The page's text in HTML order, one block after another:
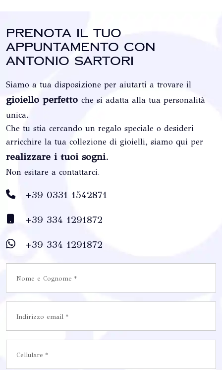
Prenota il tuo
appuntamento con
Antonio Sartori
Siamo a tua disposizione per aiutarti a trovare il
gioiello perfetto che si adatta alla tua personalità
unica.
Che tu stia cercando un regalo speciale o desideri
arricchire la tua collezione di gioielli, siamo qui per
realizzare i tuoi sogni.
Non esitare a contattarci.
+39 0331 1542871
+39 334 1291872
+39 334 1291872